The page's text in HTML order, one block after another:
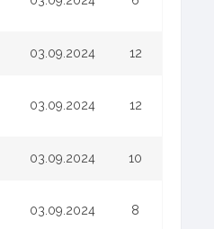
03.09.2024 12
03.09.2024 12
03.09.2024 10
03.09.2024 8